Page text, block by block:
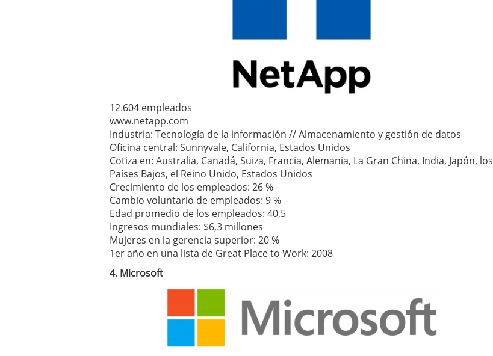
12.604 empleados
www.netapp.com
Industria: Tecnología de la información // Almacenamiento y gestión de datos
Oficina central: Sunnyvale, California, Estados Unidos
Cotiza en: Australia, Canadá, Suiza, Francia, Alemania, La Gran China, India, Japón, los
Países Bajos, el Reino Unido, Estados Unidos
Crecimiento de los empleados: 26 %
Cambio voluntario de empleados: 9 %
Edad promedio de los empleados: 40,5
Ingresos mundiales: $6,3 millones
Mujeres en la gerencia superior: 20 %
1er año en una lista de Great Place to Work: 2008
4. Microsoft